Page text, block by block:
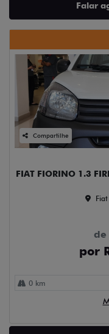
Falar
Compartilhe
FIAT FIORINO 1.3
de
por
0 km